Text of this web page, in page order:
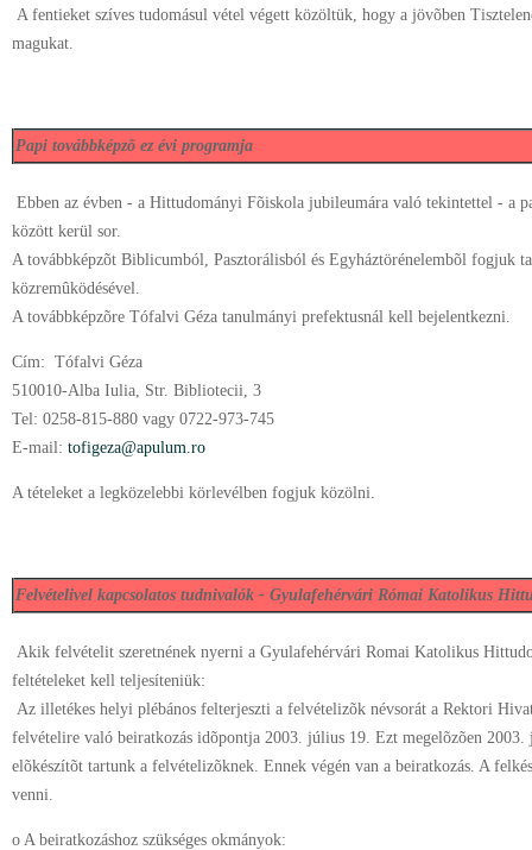
A fentieket szíves tudomásul vétel végett közöltük, hogy a jövõben
magukat.
Papi továbbképzõ ez évi programja
Ebben az évben - a Hittudományi Fõiskola jubileumára való tekintettel - a
között kerül sor.
A továbbképzõt Biblicumból, Pasztorálisból és Egyháztörénelembõl fogjuk
közremûködésével.
A továbbképzõre Tófalvi Géza tanulmányi prefektusnál kell bejelentkezni.
Cím: Tófalvi Géza
510010-Alba Iulia, Str. Bibliotecii, 3
Tel: 0258-815-880 vagy 0722-973-745
E-mail: tofigeza@apulum.ro
A tételeket a legközelebbi körlevélben fogjuk közölni.
Felvételivel kapcsolatos tudnivalók - Gyulafehérvári Római Katolikus
Akik felvételit szeretnének nyerni a Gyulafehérvári Romai Katolikus
feltételeket kell teljesíteniük:
Az illetékes helyi plébános felterjeszti a felvételizõk névsorát a Rektori
felvételire való beiratkozás idõpontja 2003. július 19. Ezt megelõzõen
elõkészítõt tartunk a felvételizõknek. Ennek végén van a beiratkozás. A
venni.
o A beiratkozáshoz szükséges okmányok: